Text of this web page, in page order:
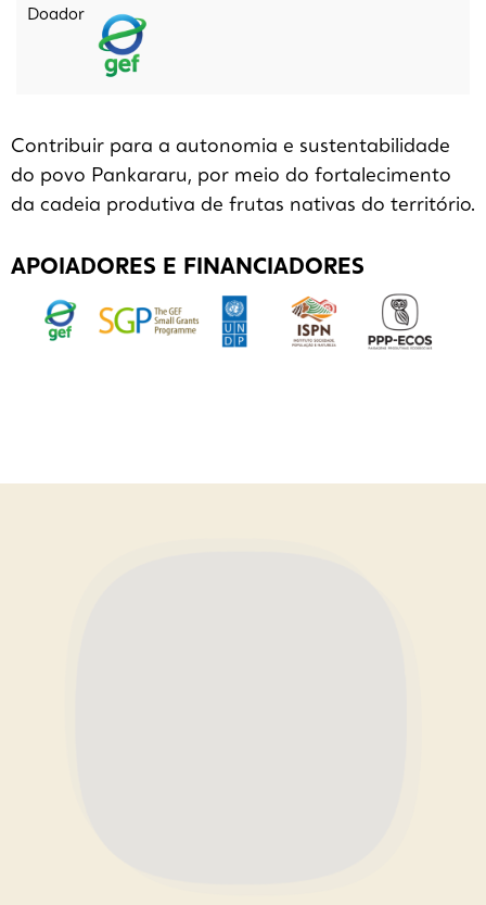
Doador
Contribuir para a autonomia e sustentabilidade
do povo Pankararu, por meio do fortalecimento
da cadeia produtiva de frutas nativas do território.
APOIADORES E FINANCIADORES